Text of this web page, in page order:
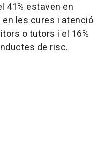
41% estaven en
les cures i atenció
o tutors i el 16%
de risc.